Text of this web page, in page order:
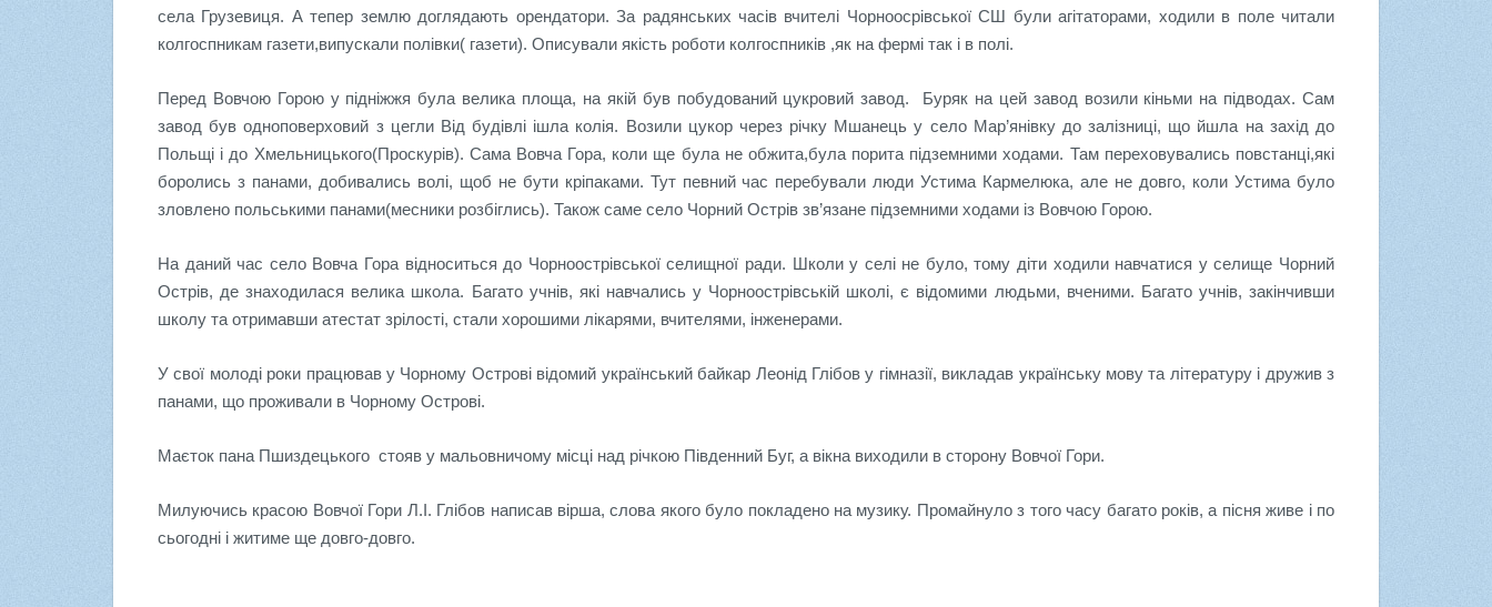
села Грузевиця. А тепер землю доглядають орендатори. За радянських часів вчителі Чорноосрівської СШ були агітаторами, ходили в поле читали
колгоспникам газети,випускали полівки( газети). Описували якість роботи колгоспників ,як на фермі так і в полі.
Перед Вовчою Горою у підніжжя була велика площа, на якій був побудований цукровий завод. Буряк на цей завод возили кіньми на підводах. Сам
завод був одноповерховий з цегли Від будівлі ішла колія. Возили цукор через річку Мшанець у село Мар’янівку до залізниці, що йшла на захід до
Польщі і до Хмельницького(Проскурів). Сама Вовча Гора, коли ще була не обжита,була порита підземними ходами. Там переховувались повстанці,які
боролись з панами, добивались волі, щоб не бути кріпаками. Тут певний час перебували люди Устима Кармелюка, але не довго, коли Устима було
зловлено польськими панами(месники розбіглись). Також саме село Чорний Острів зв’язане підземними ходами із Вовчою Горою.
На даний час село Вовча Гора відноситься до Чорноострівської селищної ради. Школи у селі не було, тому діти ходили навчатися у селище Чорний
Острів, де знаходилася велика школа. Багато учнів, які навчались у Чорноострівській школі, є відомими людьми, вченими. Багато учнів, закінчивши
школу та отримавши атестат зрілості, стали хорошими лікарями, вчителями, інженерами.
У свої молоді роки працював у Чорному Острові відомий український байкар Леонід Глібов у гімназії, викладав українську мову та літературу і дружив з
панами, що проживали в Чорному Острові.
Маєток пана Пшиздецького стояв у мальовничому місці над річкою Південний Буг, а вікна виходили в сторону Вовчої Гори.
Милуючись красою Вовчої Гори Л.І. Глібов написав вірша, слова якого було покладено на музику. Промайнуло з того часу багато років, а пісня живе і по
сьогодні і житиме ще довго-довго.